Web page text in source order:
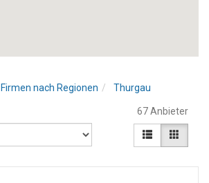
Firmen nach Regionen Thurgau
67 Anbieter